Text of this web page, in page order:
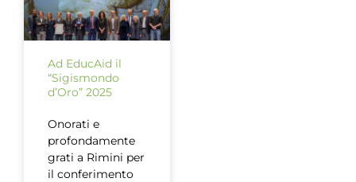
Ad EducAid il
“Sigismondo
d’Oro” 2025
Onorati e
profondamente
grati a Rimini per
il conferimento